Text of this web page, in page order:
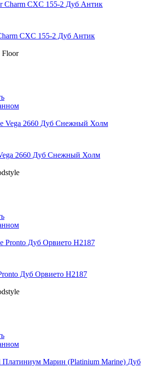
CXC 155-2 Дуб Антик
2660 Дуб Снежный Холм
Дуб Орвието H2187